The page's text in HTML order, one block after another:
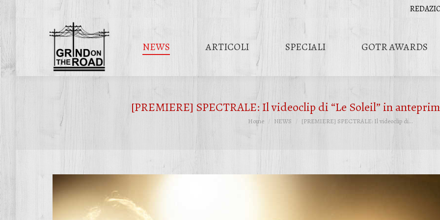
NEWS ARTICOLI SPECIALI GOTR AWARDS
[PREMIERE] SPECTRALE: Il videoclip di “Le Soleil” in
Tu sei qui:
Home NEWS [PREMIERE] SPECTRALE: Il videoclip di…